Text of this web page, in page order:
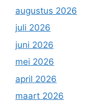
augustus 2026
juli 2026
juni 2026
mei 2026
april 2026
maart 2026